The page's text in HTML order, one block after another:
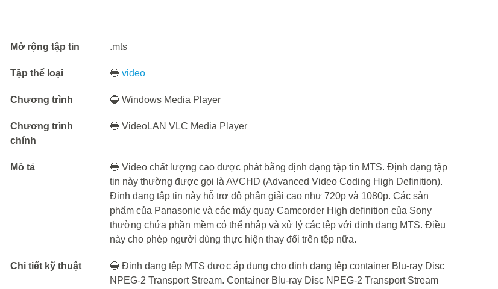
Mở rộng tập tin .mts
Tập thể loại 🔵video
Chương trình 🔵 Windows Media Player
Chương trình
chính
🔵 VideoLAN VLC Media Player
Mô tả
🔵 Video chất lượng cao được phát bằng định dạng tập tin MTS. Định dạng tập
tin này thường được gọi là AVCHD (Advanced Video Coding High Definition).
Định dạng tập tin này hỗ trợ độ phân giải cao như 720p và 1080p. Các sản
phẩm của Panasonic và các máy quay Camcorder High definition của Sony
thường chứa phần mềm có thể nhập và xử lý các tệp với định dạng MTS. Điều
này cho phép người dùng thực hiện thay đổi trên tệp nữa.
Chi tiết kỹ thuật
🔵 Định dạng tệp MTS được áp dụng cho định dạng tệp container Blu-ray Disc
NPEG-2 Transport Stream. Container Blu-ray Disc NPEG-2 Transport Stream